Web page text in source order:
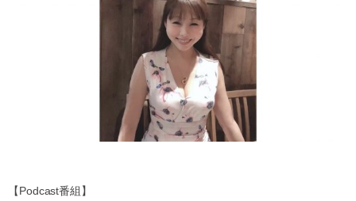
【Podcast番組】